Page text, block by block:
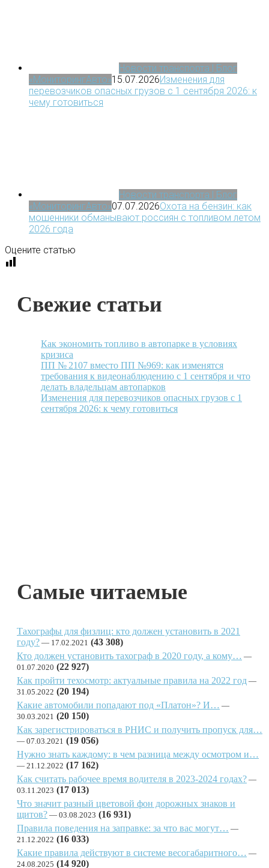
Новости транспорта | Блог
«МониторингАвто»15.07.2026Изменения для
перевозчиков опасных грузов с 1 сентября 2026: к
чему готовиться
Новости транспорта | Блог
«МониторингАвто»07.07.2026Охота на бензин: как
мошенники обманывают россиян с топливом летом
2026 года
Оцените статью
Свежие статьи
Как экономить топливо в автопарке в условиях
кризиса
ПП № 2107 вместо ПП №969: как изменятся
требования к видеонаблюдению с 1 сентября и что
делать владельцам автопарков
Изменения для перевозчиков опасных грузов с 1
сентября 2026: к чему готовиться
Самые читаемые
Тахографы для физлиц: кто должен установить в 2021
году?
17.02.2021 (43 308)
Кто должен установить тахограф в 2020 году, а кому…
01.07.2020 (22 927)
Как пройти техосмотр: актуальные правила на 2022 год
31.05.2022 (20 194)
Какие автомобили попадают под «Платон»? И…
30.03.2021 (20 150)
Как зарегистрироваться в РНИС и получить пропуск для…
07.03.2021 (19 056)
Нужно знать каждому: в чем разница между осмотром и…
21.12.2022 (17 162)
Как считать рабочее время водителя в 2023-2024 годах?
03.11.2023 (17 013)
Что значит разный цветовой фон дорожных знаков и
щитов?
03.08.2023 (16 931)
Правила поведения на заправке: за что вас могут…
21.12.2022 (16 033)
Какие правила действуют в системе весогабаритного…
24.08.2025 (14 920)